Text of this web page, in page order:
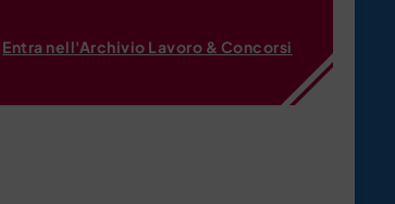
Entra nell'Archivio Lavoro & Concorsi